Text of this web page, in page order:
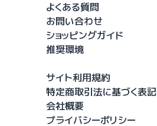
よくある質問
お問い合わせ
ショッピングガイド
推奨環境
サイト利用規約
特定商取引法に基づく表記
会社概要
プライバシーポリシー